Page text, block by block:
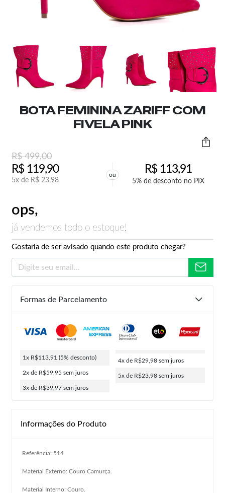
BOTA FEMININA ZARIFF COM
FIVELA PINK
R$499,00
R$119,90
5x de R$ 23,98
ou R$113,91
5% de desconto no PIX
ops,
já vendemos todo o estoque!
Gostaria de ser avisado quando este produto chegar?
Formas de Parcelamento
1x R$113,91 (5% desconto)
2x de R$59,95 sem juros
3x de R$39,97 sem juros
4x de R$29,98 sem juros
5x de R$23,98 sem juros
Informações do Produto
Referência: 514
Material Externo: Couro Camurça.
Material Interno: Couro.